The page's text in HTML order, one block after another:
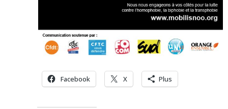
Facebook X Plus